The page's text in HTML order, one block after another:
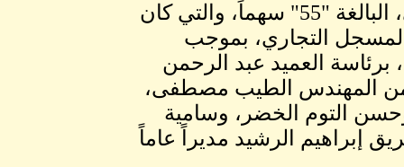
وأعاد حكم المحكمة أسهم المهندس الطيب مصطفى، البالغة "55" سهماً، والتي كان
التجاري، بموجب
برئاسة العميد عبد الرحمن
من المهندس الطيب مصطفى،
التوم الخضر، وسامية
إبراهيم الرشيد مديراً عاماً